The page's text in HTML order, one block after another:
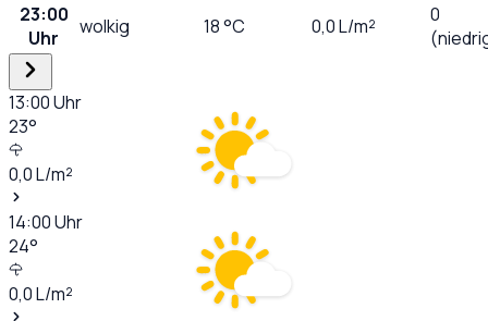
23:00
Uhr
wolkig 18°C 0,0L/m²
0
13:00Uhr
23°
0,0L/m²
14:00Uhr
24°
0,0L/m²